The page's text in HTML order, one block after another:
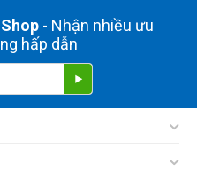
- Nhận nhiều ưu
hấp dẫn